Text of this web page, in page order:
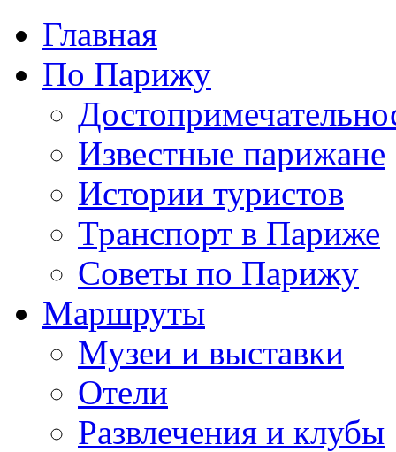
Главная
По Парижу
Известные парижане
Истории туристов
Транспорт в Париже
Советы по Парижу
Маршруты
Музеи и выставки
Отели
Развлечения и клубы